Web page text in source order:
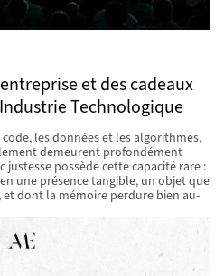
et des cadeaux
Technologique
les données et les algorithmes,
demeurent profondément
justesse possède cette capacité rare :
une présence tangible, un objet que
et dont la mémoire perdure bien au-